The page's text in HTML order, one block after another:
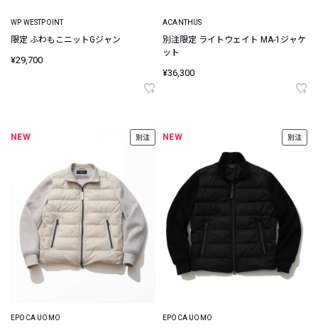
WP WESTPOINT
限定 ふわもこニットGジャン
¥29,700
ACANTHUS
別注限定 ライトウェイト MA-1ジャケ
ット
¥36,300
NEW 別注
EPOCA UOMO
NEW 別注
EPOCA UOMO